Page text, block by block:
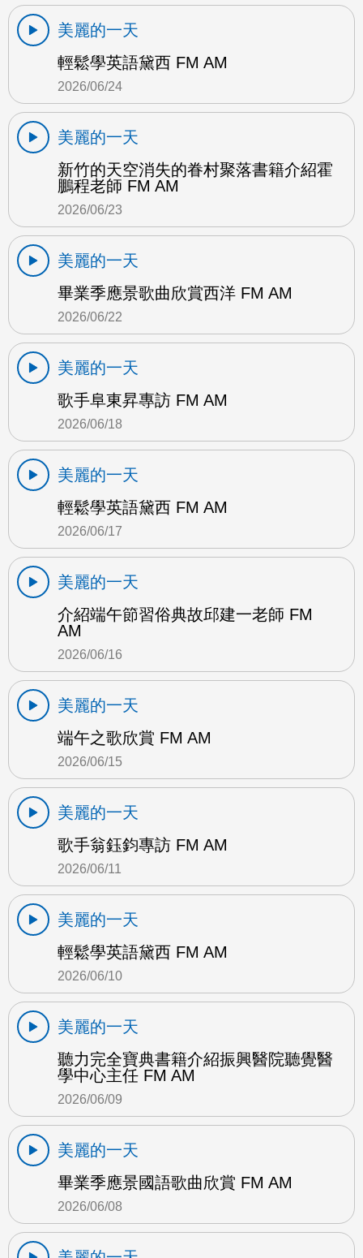
美麗的一天
輕鬆學英語黛西 FM AM
2026/06/24
美麗的一天
新竹的天空消失的眷村聚落書籍介紹霍
鵬程老師 FM AM
2026/06/23
美麗的一天
畢業季應景歌曲欣賞西洋 FM AM
2026/06/22
美麗的一天
歌手阜東昇專訪 FM AM
2026/06/18
美麗的一天
輕鬆學英語黛西 FM AM
2026/06/17
美麗的一天
介紹端午節習俗典故邱建一老師 FM
AM
2026/06/16
美麗的一天
端午之歌欣賞 FM AM
2026/06/15
美麗的一天
歌手翁鈺鈞專訪 FM AM
2026/06/11
美麗的一天
輕鬆學英語黛西 FM AM
2026/06/10
美麗的一天
聽力完全寶典書籍介紹振興醫院聽覺醫
學中心主任 FM AM
2026/06/09
美麗的一天
畢業季應景國語歌曲欣賞 FM AM
2026/06/08